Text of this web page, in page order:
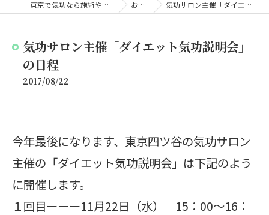
東京で気功なら施術や講座を行う気功サロン お知らせ 気功サロン主催「ダイエット気功説明会」の日程
気功サロン主催「ダイエット気功説明会」
の日程
2017/08/22
今年最後になります、東京四ツ谷の気功サロン
主催の「ダイエット気功説明会」は下記のよう
に開催します。
１回目ーーー11月22日（水） 15：00～16：